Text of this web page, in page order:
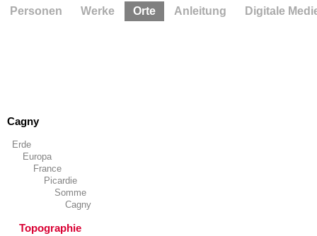
Cagny
Erde
Europa
France
Picardie
Somme
Cagny
Topographie
Personen Werke Orte Anleitung Digitale